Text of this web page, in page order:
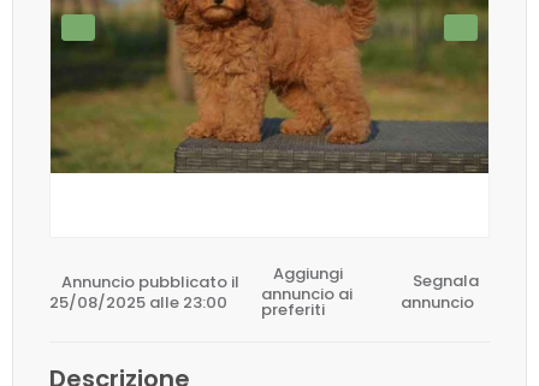
Annuncio pubblicato il
25/08/2025 alle 23:00
Aggiungi
annuncio ai
preferiti
Segnala
annuncio
Descrizione